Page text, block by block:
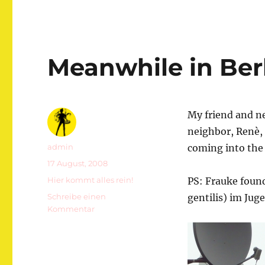
Meanwhile in
My friend and
neighbor,
coming into
PS: Frauke
gentilis) im
Autor
admin
Veröffentlicht
am
17 August, 2008
Kategorien
Hier kommt alles rein!
Schreibe einen
Kommentarzu